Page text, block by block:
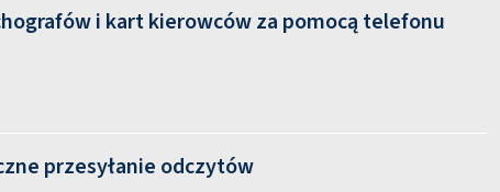
i kart kierowców za pomocą telefonu
przesyłanie odczytów